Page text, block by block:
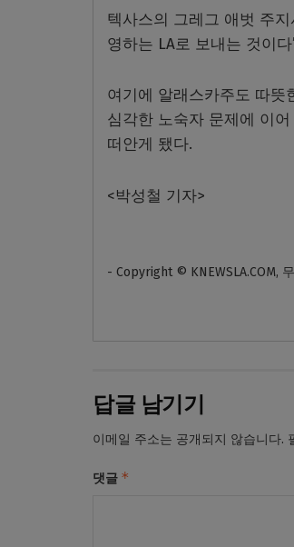
텍사스의 그레그 애벗 주
영하는 LA로 보내는 것이다
여기에 알래스카주도 따뜻
심각한 노숙자 문제에 이
떠안게 됐다.
<박성철 기자>
- Copyright © KNEWSLA.COM,
답글 남기기
이메일 주소는 공개되지 않습니다.
댓글 *